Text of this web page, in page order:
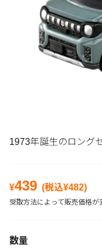
1973年誕生のロング
¥439 (税込¥482)
受取方法によって販売価格が
数量